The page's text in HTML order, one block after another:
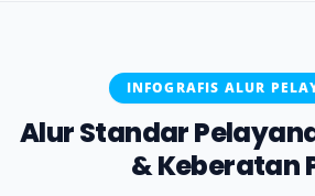
INFOGRAFIS ALUR
Alur Standar
& Keberatan